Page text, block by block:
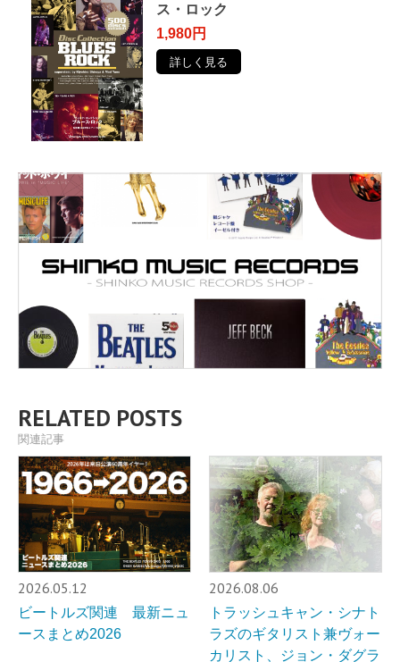
ス・ロック
1,980円
詳しく見る
RELATED POSTS
関連記事
2026.05.12
ビートルズ関連 最新ニュ
ースまとめ2026
2026.08.06
トラッシュキャン・シナト
ラズのギタリスト兼ヴォー
カリスト、ジョン・ダグラ